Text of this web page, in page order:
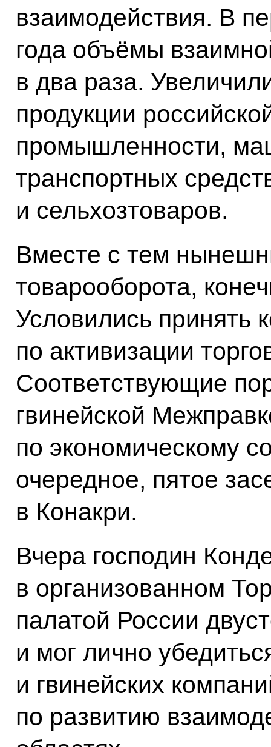
взаимодействия. В
года объёмы
в два раза.
продукции
промышленности,
транспортных
и сельхозтоваров.
Вместе с тем
товарооборота,
Условились принять
по активизации
Соответствующие
гвинейской
по экономическому
очередное, пятое
в Конакри.
Вчера господин
в организованном
палатой России
и мог лично
и гвинейских
по развитию